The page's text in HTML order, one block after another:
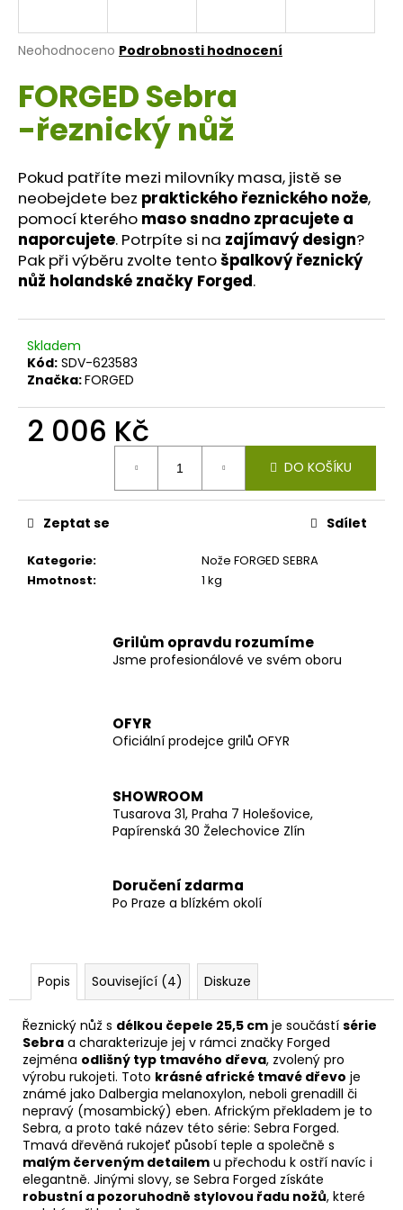
Průměrné
produktu
je
z
hvězdiček.
Neohodnoceno Podrobnosti hodnocení
FORGED Sebra
-řeznický nůž
Pokud patříte mezi milovníky masa, jistě se
neobejdete bez praktického řeznického nože,
pomocí kterého maso snadno zpracujete a
naporcujete. Potrpíte si na zajímavý design?
Pak při výběru zvolte tentošpalkový řeznický
nůž holandské značky Forged.
Skladem
Kód: SDV-623583
Značka:FORGED
2 006 Kč
DO KOŠÍKU
Kategorie:
Nože FORGED SEBRA
Hmotnost: 1 kg
Zeptat se Sdílet
Grilům opravdu rozumíme
Jsme profesionálové ve svém oboru
OFYR
Oficiální prodejce grilů OFYR
SHOWROOM
Tusarova 31, Praha 7 Holešovice,
Papírenská 30 Želechovice Zlín
Doručení zdarma
Po Praze a blízkém okolí
Popis Související (4) Diskuze
Řeznický nůž s délkou čepele 25,5 cm je součástí série
Sebra a charakterizuje jej v rámci značky Forged
zejména odlišný typ tmavého dřeva, zvolený pro
výrobu rukojeti. Toto krásné africké tmavé dřevo je
známé jako Dalbergia melanoxylon, neboli grenadill či
nepravý (mosambický) eben. Africkým překladem je to
Sebra, a proto také název této série: Sebra Forged.
Tmavá dřevěná rukojeť působí teple a společně s
malým červeným detailem u přechodu k ostří navíc i
elegantně. Jinými slovy, se Sebra Forged získáte
robustní a pozoruhodně stylovou řadu nožů, které
j
t
?
HLEDAT
D
p
o
u
č
u
e